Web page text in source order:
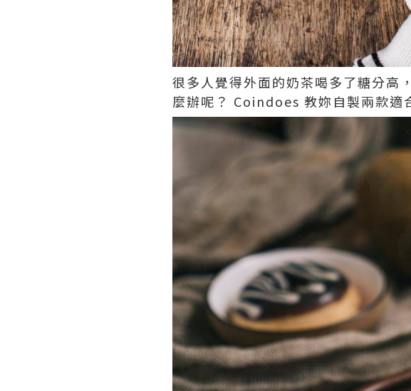
很多人覺得外面的奶茶喝多了糖分高
麼辦呢？ Coindoes 教妳自製兩款適